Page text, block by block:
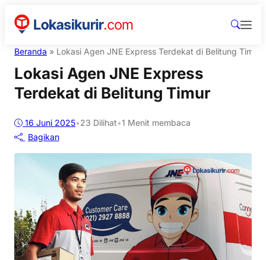
Beranda » Lokasi Agen JNE Express Terdekat di Belitung Timur
Lokasi Agen JNE Express
Terdekat di Belitung Timur
16 Juni 2025•23 Dilihat•1 Menit membaca
Bagikan